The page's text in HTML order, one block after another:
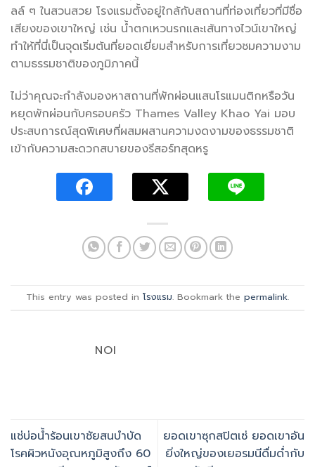
ลล์ ๆ ในสวนสวย โรงแรมตั้งอยู่ใกล้กับสถานที่ท่องเที่ยวที่มีชื่อ
เสียงของเขาใหญ่ เช่น น้ำตกเหวนรกและเส้นทางไวน์เขาใหญ่
ทำให้ที่นี่เป็นจุดเริ่มต้นที่ยอดเยี่ยมสำหรับการเที่ยวชมความงาม
ตามธรรมชาติของภูมิภาคนี้
ไม่ว่าคุณจะกำลังมองหาสถานที่พักผ่อนแสนโรแมนติกหรือวัน
หยุดพักผ่อนกับครอบครัว Thames Valley Khao Yai มอบ
ประสบการณ์สุดพิเศษที่ผสมผสานความงดงามของธรรมชาติ
เข้ากับความสะดวกสบายของรีสอร์ทสุดหรู
This entry was posted in โรงแรม. Bookmark the permalink.
NOI
แช่บ่อน้ำร้อนเขาชัยสนบำบัด
โรคผิวหนังอุณหภูมิสูงถึง 60
ยอดเขาซุกสปิตเซ่ ยอดเขาอัน
ยิ่งใหญ่ของเยอรมนีดื่มด่ำกับ